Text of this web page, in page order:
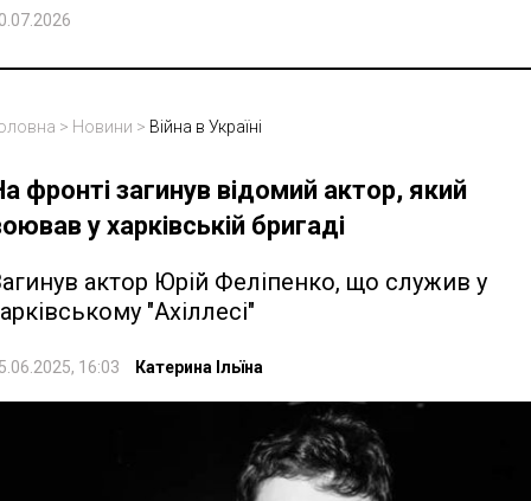
> Новини > Війна в Україні
фронті загинув відомий актор, який
у харківській бригаді
актор Юрій Феліпенко, що служив у
"Ахіллесі"
16:03 Катерина Ільїна